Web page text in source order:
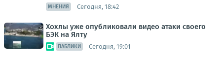
МНЕНИЯ Сегодня, 18:42
Хохлы уже опубликовали видео атаки своего
БЭК на Ялту
ПАБЛИКИ Сегодня, 19:01